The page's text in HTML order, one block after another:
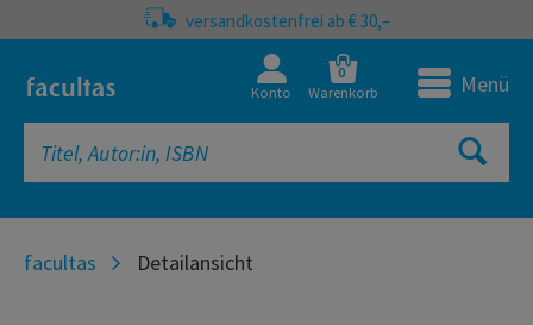
versandkostenfrei ab € 30,–
Konto
0
Warenkorb Menü
facultas Detailansicht